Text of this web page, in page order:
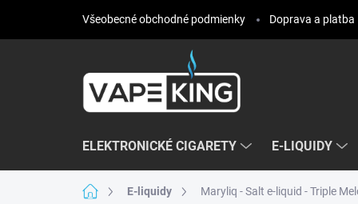
obsah
Všeobecné obchodné podmienky Doprava a platba
ELEKTRONICKÉ CIGARETY E-LIQUIDY
DomovE-liquidy Maryliq - Salt e-liquid - Triple